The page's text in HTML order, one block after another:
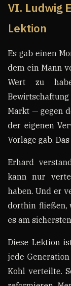
VI. Ludwig
Lektion
Es gab einen
dem ein Mann
Wert zu
Markt — gegen
der eigenen
Vorlage gab.
Erhard
kann nur
haben. Und er
dorthin fließen,
es am
Diese Lektion
jede
Kohl verteilte.